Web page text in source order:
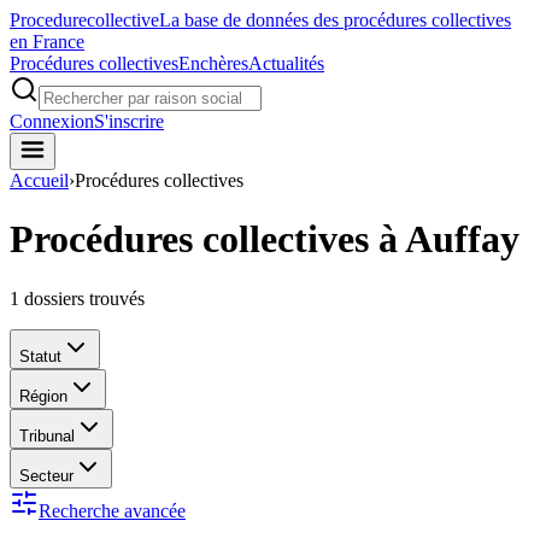
ProcedurecollectiveLa base de données des procédures collectives
en France
Procédures collectivesEnchèresActualités
ConnexionS'inscrire
Accueil›Procédures collectives
Procédures collectives à Auffay
1 dossiers trouvés
Statut
Région
Tribunal
Secteur
Recherche avancée